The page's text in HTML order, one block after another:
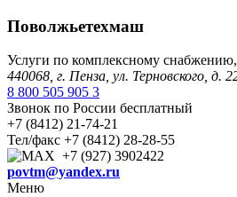
Поволжьетехмаш
Услуги по комплексному
440068, г. Пенза, ул. Терновского, д.
8 800 505 905 3
Звонок по России бесплатный
+7 (8412) 21-74-21
Тел/факс +7 (8412) 28-28-55
+7 (927) 3902422
povtm@yandex.ru
Меню